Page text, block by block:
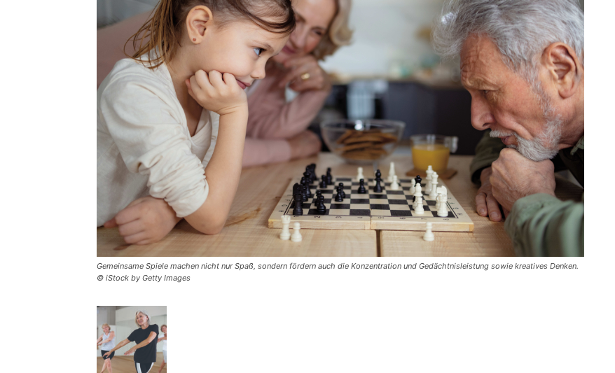
Gemeinsame Spiele machen nicht nur Spaß, sondern fördern auch die Konzentration und Gedächtnisleistung sowie kreatives Denken.
© iStock by Getty Images